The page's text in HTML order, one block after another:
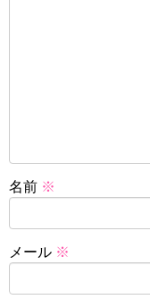
名前 ※
メール ※